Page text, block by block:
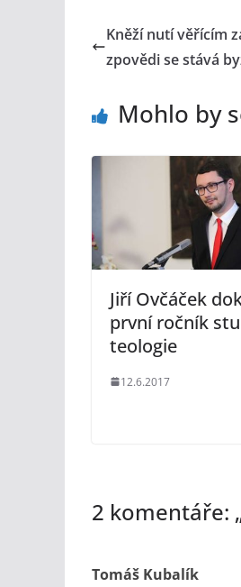
Kněží nutí věřícím
zpovědi se stává
Mohlo by
Jiří Ovčáček
první ročník
teologie
12.6.2017
2 komentáře:
Tomáš Kubalík